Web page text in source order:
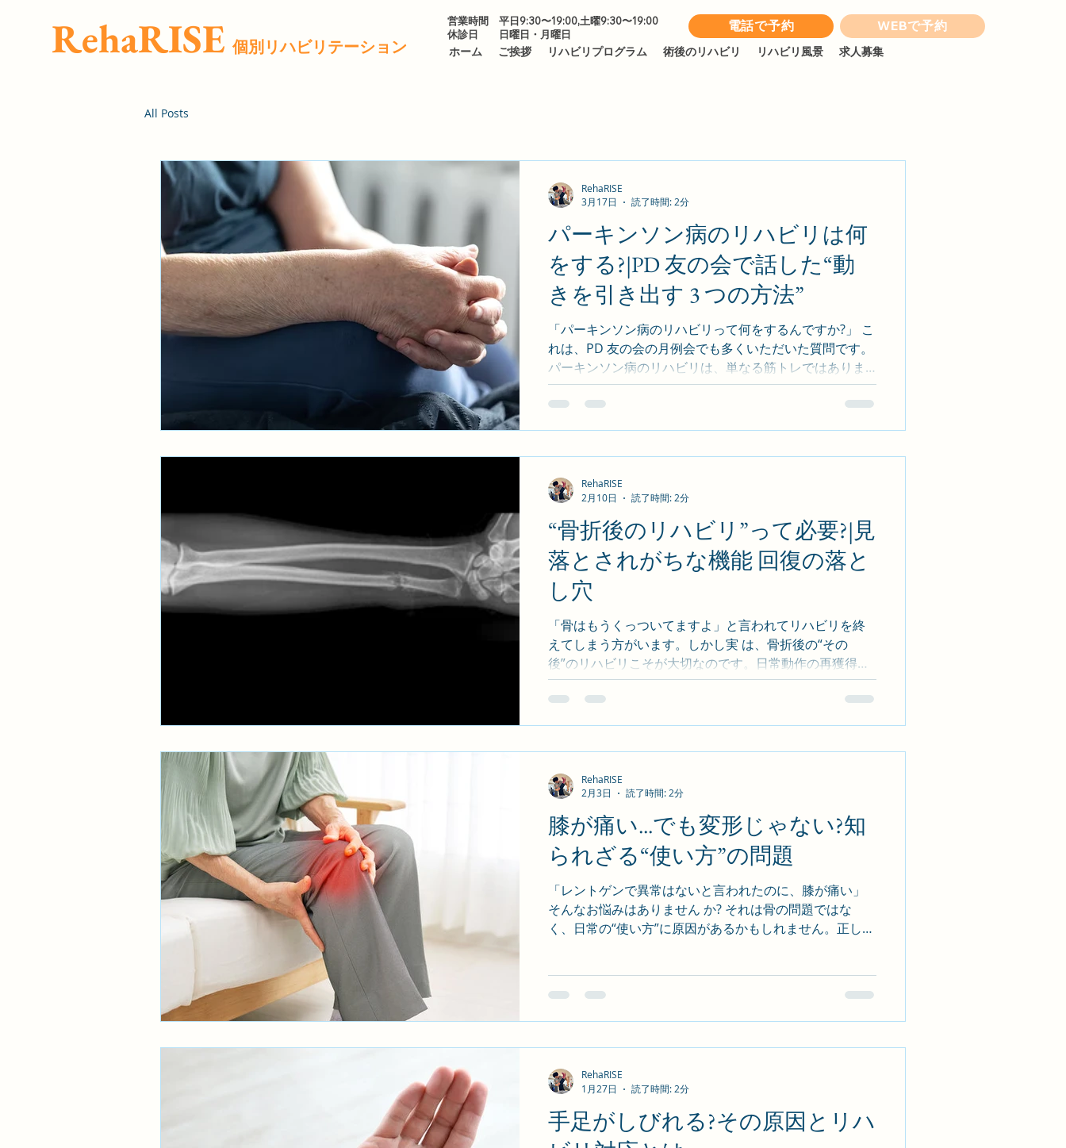
RehaRISE ​個別リハビリテーション ホーム ご挨拶 リハビリプログラム 術後のリハビリ リハビリ風景 求人募集
WEBで予約
電話で予約
​営業時間 平日9:30〜19:00,土曜9:30〜19:00
休診日 日曜日・月曜日
All Posts
パーキンソン病のリハビリは何
をする?|PD 友の会で話した“動
きを引き出す 3 つの方法”
「パーキンソン病のリハビリって何をするんですか?」 こ
れは、PD 友の会の月例会でも多くいただいた質問です。
パーキンソン病のリハビリは、単なる筋トレではありま
せん。 重要なのは“動きを引き出す仕組み”を作ることで
す。 今回は月例会でも紹介したパーキンソン病リハビリ
減少により• 動作開始の遅れ • 小刻み歩行• すくみ足など
が起こります。 筋力が弱いわけではなく 動きのプログラ
ムがうまく働かない状態です。 動きを引き出す 3 つのリ
ハビリ RehaRISE では以下を重視しています。 1,大き
く動く運動 2,リズム刺激 3,姿勢・体幹安定 特に大き
く動く運動(BIG 運動) は、パーキンソン病リハビリの基本
です。 PD 友の会で行った体験 月例会では • 大股歩行 • 腕
振り歩行 • リズム歩行 を実施しました。 参加者からは
RehaRISE
3月17日
読了時間: 2分
“骨折後のリハビリ”って必要?|見
落とされがちな機能 回復の落と
し穴
「骨はもうくっついてますよ」と言われてリハビリを終
えてしまう方がいます。しかし実 は、骨折後の“その
後”のリハビリこそが大切なのです。日常動作の再獲得を
怠る と、かばい動作や慢性痛につながるリスクも。 ✅ 骨
折後の“機能低下”に気づいていますか? ギプス固定後は 筋
【実例】高校生男子:手首骨折後、可動域制限が強くペン
が握れない状態で来院。作 業療法士による関節モビライ
ゼーションと巧緻性訓練で、復学 1 ヶ月後には問題なく
授業に参加。 ✅ 骨が治っても“心が不安”なまま 「再骨折
が怖い」「踏ん張れない感じがする」といった心理的要
素も、再発予防には重 要です。 ✅ RehaRISE の介入は“再
発予防”まで視野に バランス練習や荷重調整訓練、転倒予
防トレーニングを実施し、安心して社会・学校・ 仕事に
復帰できる体づくりを支援します。 ✅ 最幸目標は“ケガす
る前より強く”...
RehaRISE
2月10日
読了時間: 2分
膝が痛い...でも変形じゃない?知
られざる“使い方”の問題
「レントゲンで異常はないと言われたのに、膝が痛い」
そんなお悩みはありません か? それは骨の問題ではな
く、日常の“使い方”に原因があるかもしれません。正しい
の可動域不足、足底アーチの崩れ など、膝は他部位 の影
響を大きく受けます。 【実例】60 代女性:膝の屈伸時に痛
✅ RehaRISE の評価方法とアプローチ 関節可動域、筋
力、荷重バランス、動作分析をもとに、再現性のある評
価を実施。個 別に適した 運動療法 を導入します。 ✅ 日
常生活で気をつけたい動作トップ 3 1.椅子から立ち上が
RehaRISE
2月3日
読了時間: 2分
手足がしびれる?その原因とリハ
RehaRISE
1月27日
読了時間: 2分